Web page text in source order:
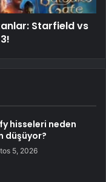
Starfield vs
hisseleri neden
düşüyor?
5, 2026